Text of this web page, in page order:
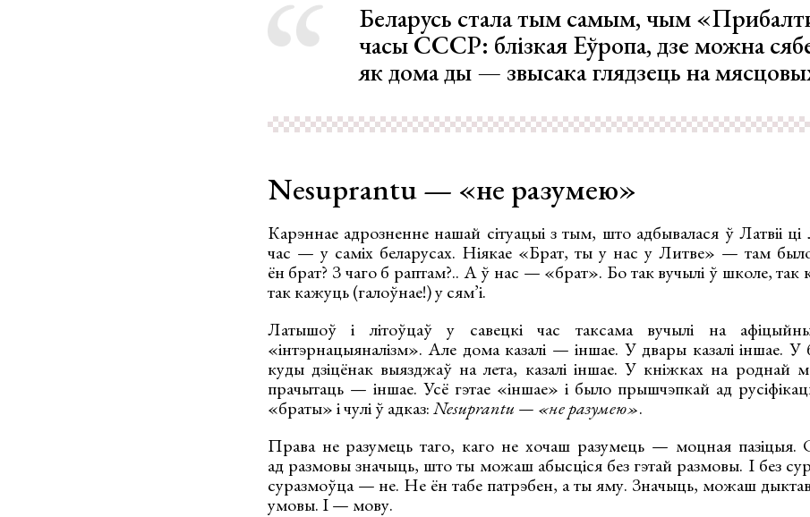
Беларусь стала тым самым, чым
часы СССР: блізкая Еўропа, дзе можна
як дома ды — звысака глядзець на
Nesuprantu — «не разумею»
Карэннае адрозненне нашай сітуацыі з тым, што адбывалася ў Латвіі ці
час — у саміх беларусах. Ніякае «Брат, ты у нас у Литве» — там
ён брат? З чаго б раптам?.. А ў нас — «брат». Бо так вучылі ў школе, так
так кажуць (галоўнае!) у сям’і.
Латышоў і літоўцаў у савецкі час таксама вучылі на
«інтэрнацыяналізм». Але дома казалі — іншае. У двары казалі іншае. У
куды дзіцёнак выязджаў на лета, казалі іншае. У кніжках на
прачытаць — іншае. Усё гэтае «іншае» і было прышчэпкай ад
«браты» і чулі ў адказ:Nesuprantu — «не разумею».
Права не разумець таго, каго не хочаш разумець — моцная пазіцыя.
ад размовы значыць, што ты можаш абысціся без гэтай размовы. І без
суразмоўца — не. Не ён табе патрэбен, а ты яму. Значыць, можаш
умовы. І — мову.